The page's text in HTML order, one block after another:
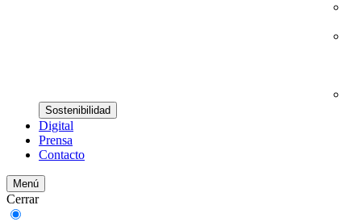
Sostenibilidad
Digital
Prensa
Contacto
Menú
Cerrar